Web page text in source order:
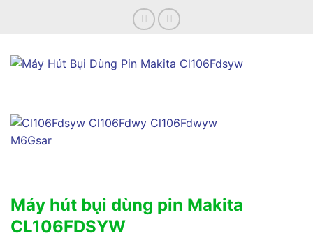
Máy hút bụi dùng pin Makita
CL106FDSYW